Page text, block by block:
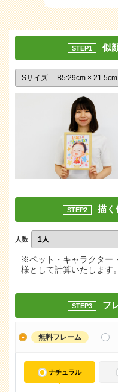
STEP1 似
STEP2 描く
人数
※ペット・キャラクター
様として計算いたします。
STEP3 フ
無料フレーム
ナチュラル